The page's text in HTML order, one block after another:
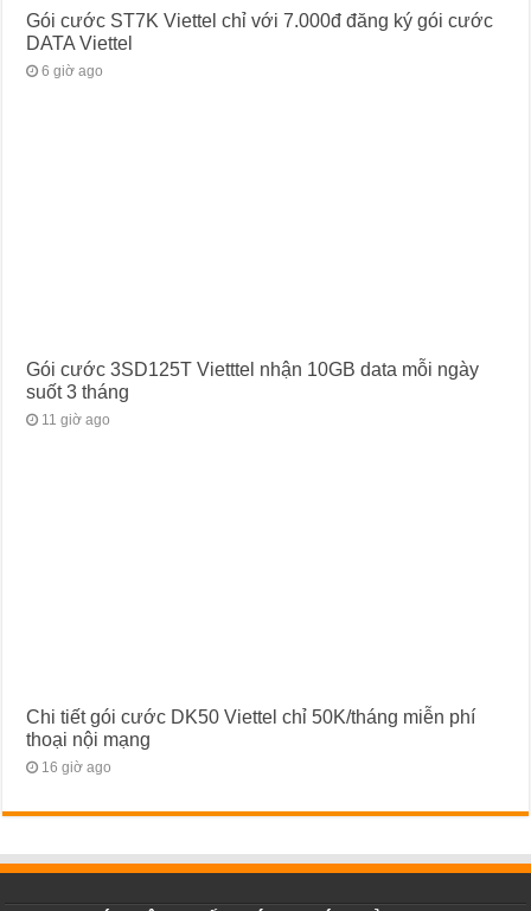
Gói cước ST7K Viettel chỉ với 7.000đ đăng ký gói cước
DATA Viettel
6 giờ ago
Gói cước 3SD125T Vietttel nhận 10GB data mỗi ngày
suốt 3 tháng
11 giờ ago
Chi tiết gói cước DK50 Viettel chỉ 50K/tháng miễn phí
thoại nội mạng
16 giờ ago